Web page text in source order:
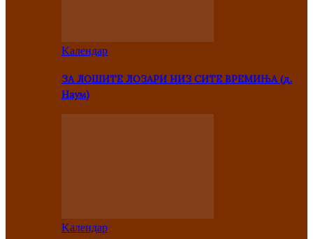
Kалендар
ЗА ЛОШИТЕ ЛОЗАРИ НИЗ СИТЕ ВРЕМИЊА (д.
Наум)
Kалендар